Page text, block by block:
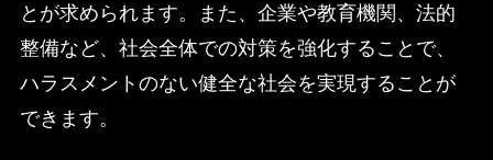
とが求められます。また、企業や教育機関、法的
整備など、社会全体での対策を強化することで、
ハラスメントのない健全な社会を実現することが
できます。